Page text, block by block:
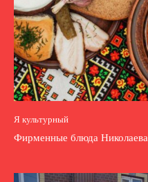
Я культурный
Фирменные блюда Николаева